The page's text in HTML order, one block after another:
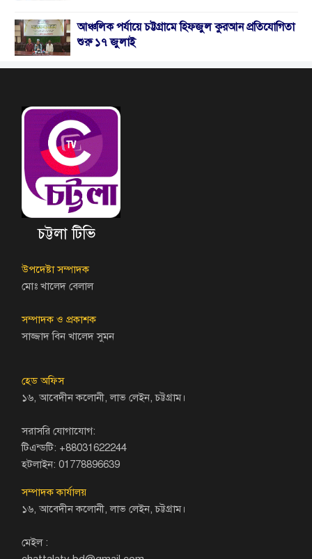
আঞ্চলিক পর্যায়ে চট্টগ্রামে হিফজুল কুরআন প্রতিযোগিতা
শুরু ১৭ জুলাই
চট্টলা টিভি
উপদেষ্টা সম্পাদক
মোঃ খালেদ বেলাল
সম্পাদক ও প্রকাশক
সাজ্জাদ বিন খালেদ সুমন
হেড অফিস
১৬, আবেদীন কলোনী, লাভ লেইন, চট্টগ্রাম।
সরাসরি যোগাযোগ:
টিএন্ডটি: +88031622244
হটলাইন: 01778896639
সম্পাদক কার্যালয়
১৬, আবেদীন কলোনী, লাভ লেইন, চট্টগ্রাম।
মেইল :